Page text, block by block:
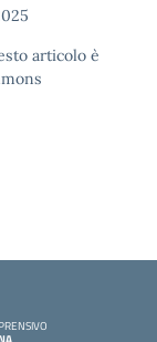
articolo è